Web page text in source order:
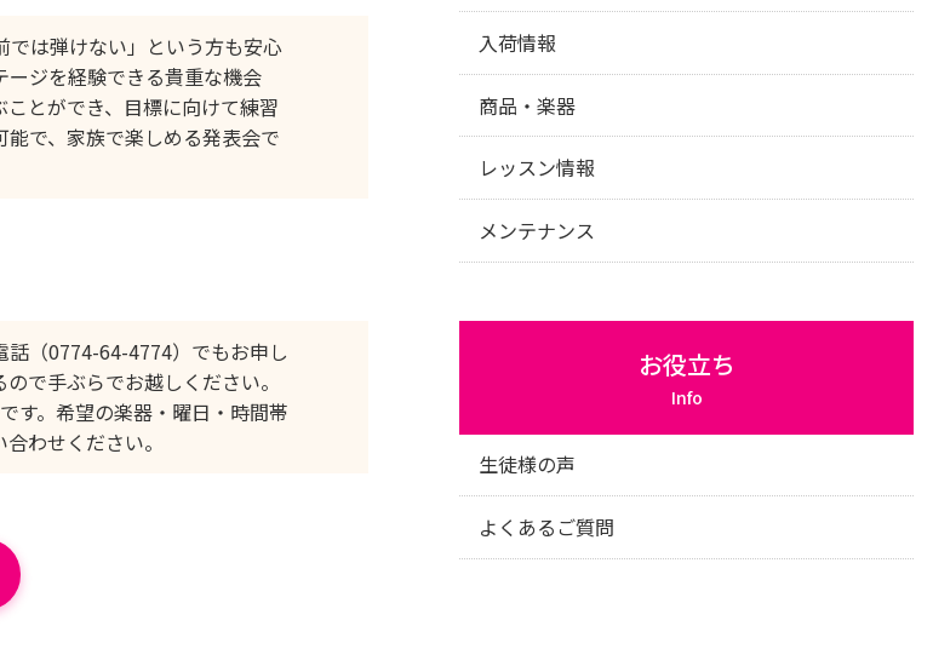
では弾けない」という方も安心
ージを経験できる貴重な機会
とができ、目標に向けて練習
で、家族で楽しめる発表会で
話（0774-64-4774）でもお申し
で手ぶらでお越しください。
す。希望の楽器・曜日・時間帯
わせください。
入荷情報
商品・楽器
レッスン情報
メンテナンス
お役立ち
Info
生徒様の声
よくあるご質問